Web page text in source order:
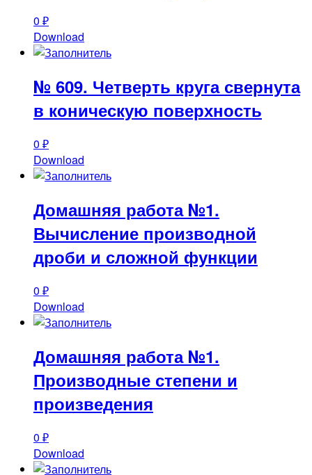
0 ₽
Download
№ 609. Четверть круга свернута
в коническую поверхность
0 ₽
Download
Домашняя работа №1.
Вычисление производной
дроби и сложной функции
0 ₽
Download
Домашняя работа №1.
Производные степени и
произведения
0 ₽
Download